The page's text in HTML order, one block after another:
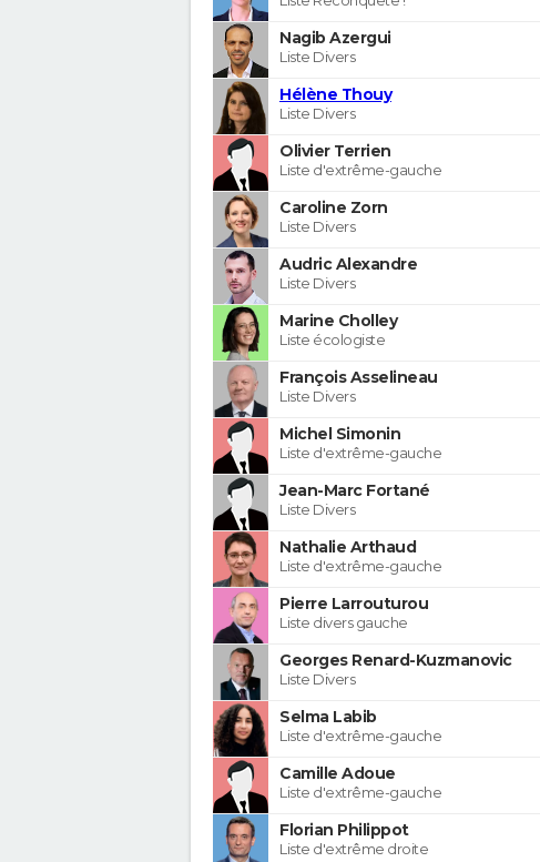
Nagib Azergui
Liste Divers
Hélène Thouy
Liste Divers
Olivier Terrien
Liste d'extrême-gauche
Caroline Zorn
Liste Divers
Audric Alexandre
Liste Divers
Marine Cholley
Liste écologiste
François Asselineau
Liste Divers
Michel Simonin
Liste d'extrême-gauche
Jean-Marc Fortané
Liste Divers
Nathalie Arthaud
Liste d'extrême-gauche
Pierre Larrouturou
Liste divers gauche
Georges Renard-Kuzmanovic
Liste Divers
Selma Labib
Liste d'extrême-gauche
Camille Adoue
Liste d'extrême-gauche
Florian Philippot
Liste d'extrême droite